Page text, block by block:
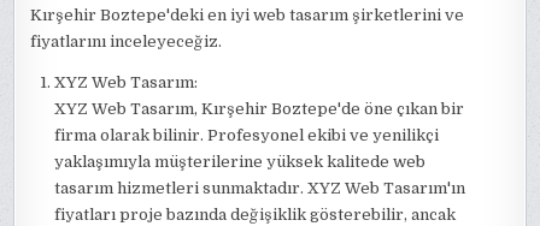
Kırşehir Boztepe'deki en iyi web tasarım şirketlerini ve
fiyatlarını inceleyeceğiz.
XYZ Web Tasarım:
XYZ Web Tasarım, Kırşehir Boztepe'de öne çıkan bir
firma olarak bilinir. Profesyonel ekibi ve yenilikçi
yaklaşımıyla müşterilerine yüksek kalitede web
tasarım hizmetleri sunmaktadır. XYZ Web Tasarım'ın
fiyatları proje bazında değişiklik gösterebilir, ancak